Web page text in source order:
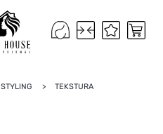
STYLING TEKSTURA